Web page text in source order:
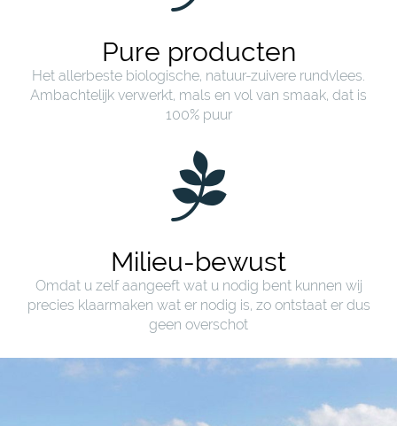
Pure producten
Het allerbeste biologische, natuur-zuivere rundvlees.
Ambachtelijk verwerkt, mals en vol van smaak, dat is
100% puur
Milieu-bewust
Omdat u zelf aangeeft wat u nodig bent kunnen wij
precies klaarmaken wat er nodig is, zo ontstaat er dus
geen overschot